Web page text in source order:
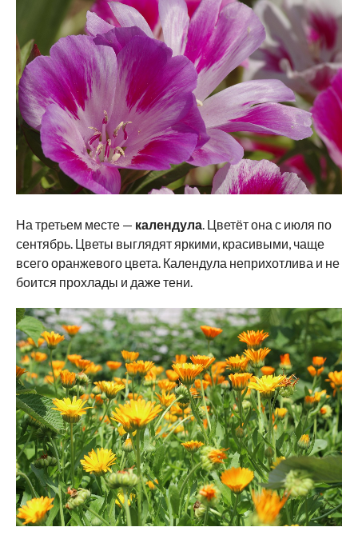
На третьем месте — календула. Цветёт она с июля по
сентябрь. Цветы выглядят яркими, красивыми, чаще
всего оранжевого цвета. Календула неприхотлива и не
боится прохлады и даже тени.